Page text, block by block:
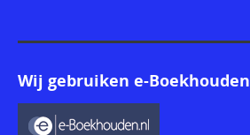
Wij gebruiken e-Boekhouden